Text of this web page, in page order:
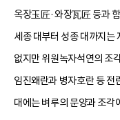
옥장玉匠·와장瓦匠 등과
세종 대부터 성종 대까지는
없지만 위원녹자석연의 조
임진왜란과 병자호란 등 전
대에는 벼루의 문양과 조각